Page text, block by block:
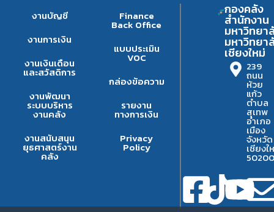
งานบัญชี
งานการเงิน
งานเงินเดือน
และสวัสดิการ
งานพัฒนา
ระบบบริหาร
งานคลัง
งานสนับสนุน
ยุธศาสตร์งาน
คลัง
Finance
Back Office
แบบประเมิน
VOC
กล่องข้อความ
รายงาน
ทางการเงิน
Privacy
Policy
กองคลัง
สำนักงาน
มหาวิทยา
มหาวิทยา
เชียงใหม่
239
ถนน
ห้วย
แก้ว
ตำบล
สุเทพ
อำเภอ
เมือง
จังหวัด
เชียงใ
50200